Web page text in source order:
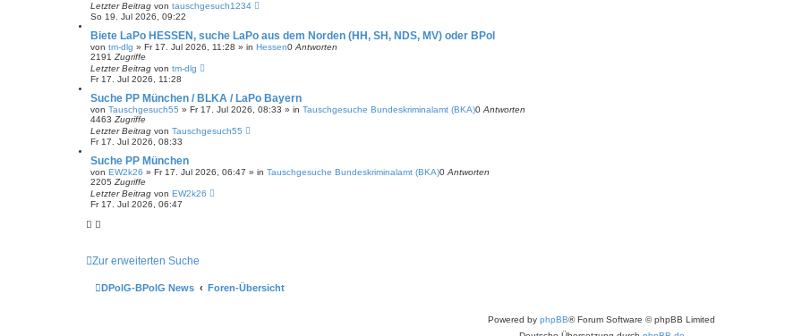
Letzter Beitrag von tauschgesuch1234
So 19. Jul 2026, 09:22
Biete LaPo HESSEN, suche LaPo aus dem Norden (HH, SH, NDS, MV) oder BPol
von tm-dlg » Fr 17. Jul 2026, 11:28 » in Hessen0 Antworten
2191 Zugriffe
Letzter Beitrag von tm-dlg
Fr 17. Jul 2026, 11:28
Suche PP München / BLKA / LaPo Bayern
von Tauschgesuch55 » Fr 17. Jul 2026, 08:33 » in Tauschgesuche Bundeskriminalamt (BKA)0 Antworten
4463 Zugriffe
Letzter Beitrag von Tauschgesuch55
Fr 17. Jul 2026, 08:33
Suche PP München
von EW2k26 » Fr 17. Jul 2026, 06:47 » in Tauschgesuche Bundeskriminalamt (BKA)0 Antworten
2205 Zugriffe
Letzter Beitrag von EW2k26
Fr 17. Jul 2026, 06:47
Zur erweiterten Suche
DPolG-BPolG News Foren-Übersicht
Powered by phpBB® Forum Software © phpBB Limited